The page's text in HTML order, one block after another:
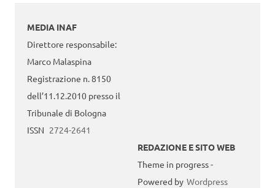
MEDIA INAF
Direttore responsabile:
Marco Malaspina
Registrazione n. 8150
dell’11.12.2010 presso il
Tribunale di Bologna
ISSN 2724-2641
REDAZIONE E SITO WEB
Theme in progress -
Powered by Wordpress